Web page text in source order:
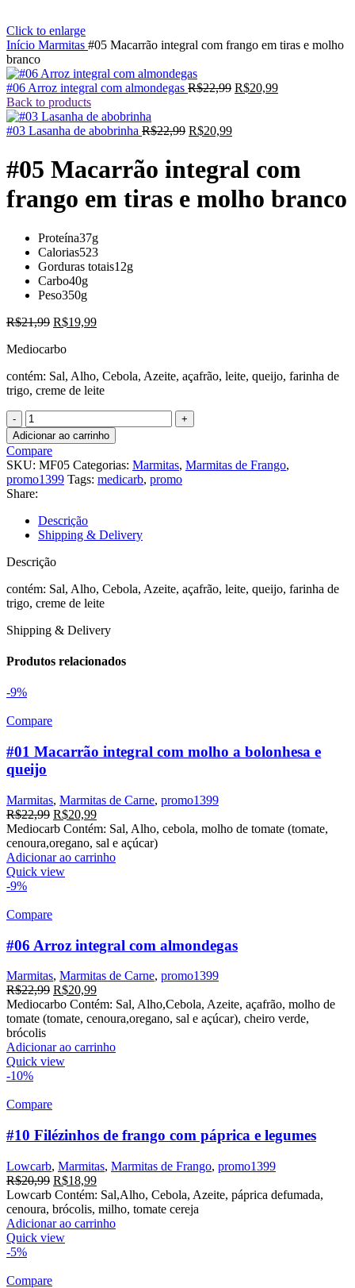
Click to enlarge
Início Marmitas #05 Macarrão integral com frango em tiras e molho
branco
#06 Arroz integral com almondegas R$22,99 O
R$20,99O
Back to products
#03 Lasanha de abobrinha R$22,99 O
era:
R$22,99.
R$20,99O
atual
é:
R$20,99.
#05 Macarrão integral com
frango em tiras e molho branco
Proteína37g
Calorias523
Gorduras totais12g
Carbo40g
Peso350g
R$21,99 O
original
R$21,99.
R$19,99O
R$19,99.
Mediocarbo
contém: Sal, Alho, Cebola, Azeite, açafrão, leite, queijo, farinha de
trigo, creme de leite
#05
Macarrão
integral
com
frango
em
tiras
e
molho
branco
quantidade
Adicionar ao carrinho
Compare
SKU: MF05 Categorias: Marmitas, Marmitas de Frango,
promo1399 Tags: medicarb, promo
Share:
Descrição
Shipping & Delivery
Descrição
contém: Sal, Alho, Cebola, Azeite, açafrão, leite, queijo, farinha de
trigo, creme de leite
Shipping & Delivery
Produtos relacionados
-9%
Compare
#01 Macarrão integral com molho a bolonhesa e
queijo
Marmitas, Marmitas de Carne, promo1399
R$22,99 O
preço
original
era:
R$22,99.
R$20,99O
preço
atual
é:
Mediocarb Contém: Sal, Alho, cebola, molho de tomate (tomate,
cenoura,oregano, sal e açúcar)
Adicionar ao carrinho
Quick view
-9%
Compare
#06 Arroz integral com almondegas
Marmitas, Marmitas de Carne, promo1399
R$22,99 O
preço
original
R$22,99.
R$20,99O
preço
atual
R$20,99.
Mediocarbo Contém: Sal, Alho,Cebola, Azeite, açafrão, molho de
tomate (tomate, cenoura,oregano, sal e açúcar), cheiro verde,
brócolis
Adicionar ao carrinho
Quick view
-10%
Compare
#10 Filézinhos de frango com páprica e legumes
Lowcarb, Marmitas, Marmitas de Frango, promo1399
R$20,99 O
preço
original
era:
R$20,99.
R$18,99O
preço
atual
é:
Lowcarb Contém: Sal,Alho, Cebola, Azeite, páprica defumada,
cenoura, brócolis, milho, tomate cereja
Adicionar ao carrinho
Quick view
-5%
Compare